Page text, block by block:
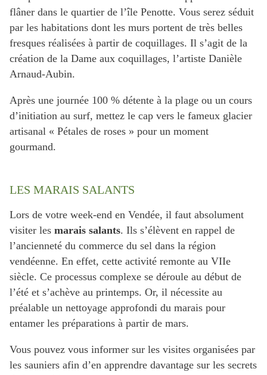
flâner dans le quartier de l’île Penotte. Vous serez séduit
par les habitations dont les murs portent de très belles
fresques réalisées à partir de coquillages. Il s’agit de la
création de la Dame aux coquillages, l’artiste Danièle
Arnaud-Aubin.
Après une journée 100 % détente à la plage ou un cours
d’initiation au surf, mettez le cap vers le fameux glacier
artisanal « Pétales de roses » pour un moment
gourmand.
LES MARAIS SALANTS
Lors de votre week-end en Vendée, il faut absolument
visiter les marais salants. Ils s’élèvent en rappel de
l’ancienneté du commerce du sel dans la région
vendéenne. En effet, cette activité remonte au VIIe
siècle. Ce processus complexe se déroule au début de
l’été et s’achève au printemps. Or, il nécessite au
préalable un nettoyage approfondi du marais pour
entamer les préparations à partir de mars.
Vous pouvez vous informer sur les visites organisées par
les sauniers afin d’en apprendre davantage sur les secrets